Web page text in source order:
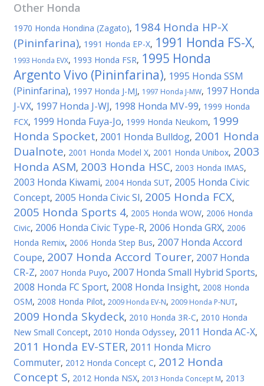
Other Honda
1970 Honda Hondina (Zagato), 1984 Honda HP-X
(Pininfarina), 1991 Honda EP-X, 1991 Honda FS-X,
1993 Honda EVX, 1993 Honda FSR, 1995 Honda
Argento Vivo (Pininfarina), 1995 Honda SSM
(Pininfarina), 1997 Honda J-MJ, 1997 Honda J-MW, 1997 Honda
J-VX, 1997 Honda J-WJ, 1998 Honda MV-99, 1999 Honda
FCX, 1999 Honda Fuya-Jo, 1999 Honda Neukom, 1999
Honda Spocket, 2001 Honda Bulldog, 2001 Honda
Dualnote, 2001 Honda Model X, 2001 Honda Unibox, 2003
Honda ASM, 2003 Honda HSC, 2003 Honda IMAS,
2003 Honda Kiwami, 2004 Honda SUT, 2005 Honda Civic
Concept, 2005 Honda Civic SI, 2005 Honda FCX,
2005 Honda Sports 4, 2005 Honda WOW, 2006 Honda
Civic, 2006 Honda Civic Type-R, 2006 Honda GRX, 2006
Honda Remix, 2006 Honda Step Bus, 2007 Honda Accord
Coupe, 2007 Honda Accord Tourer, 2007 Honda
CR-Z, 2007 Honda Puyo, 2007 Honda Small Hybrid Sports,
2008 Honda FC Sport, 2008 Honda Insight, 2008 Honda
OSM, 2008 Honda Pilot, 2009 Honda EV-N, 2009 Honda P-NUT,
2009 Honda Skydeck, 2010 Honda 3R-C, 2010 Honda
New Small Concept, 2010 Honda Odyssey, 2011 Honda AC-X,
2011 Honda EV-STER, 2011 Honda Micro
Commuter, 2012 Honda Concept C, 2012 Honda
Concept S, 2012 Honda NSX, 2013 Honda Concept M, 2013